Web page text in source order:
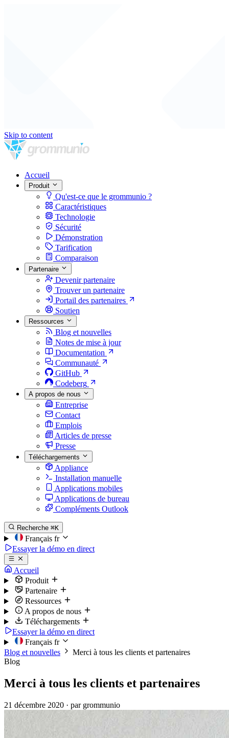
Skip to content
Accueil
Produit
Qu'est-ce que le grommunio ?
Caractéristiques
Technologie
Sécurité
Démonstration
Tarification
Comparaison
Partenaire
Devenir partenaire
Trouver un partenaire
Portail des partenaires
Soutien
Ressources
Blog et nouvelles
Notes de mise à jour
Documentation
Communauté
GitHub
Codeberg
A propos de nous
Entreprise
Contact
Emplois
Articles de presse
Presse
Téléchargements
Appliance
Installation manuelle
Applications mobiles
Applications de bureau
Compléments Outlook
Recherche ⌘K
Français fr
Essayer la démo en direct
Accueil
Produit
Partenaire
Ressources
A propos de nous
Téléchargements
Essayer la démo en direct
Français fr
Blog et nouvelles
Merci à tous les clients et partenaires
Blog
Merci à tous les clients et partenaires
21 décembre 2020 · par grommunio